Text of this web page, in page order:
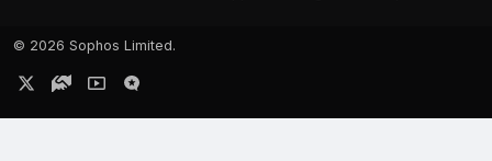
© 2026 Sophos Limited.